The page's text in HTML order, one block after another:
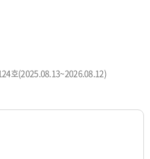
호(2025.08.13~2026.08.12)